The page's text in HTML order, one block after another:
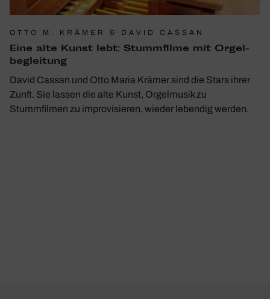
OTTO M. KRÄMER & DAVID CASSAN
Eine alte Kunst lebt: Stumm­filme mit Orgel­
be­glei­tung
David Cassan und Otto Maria Krämer sind die Stars ihrer
Zunft. Sie lassen die alte Kunst, Orgelmusik zu
Stummfilmen zu improvisieren, wieder lebendig werden.